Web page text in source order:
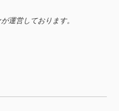
が運営しております。